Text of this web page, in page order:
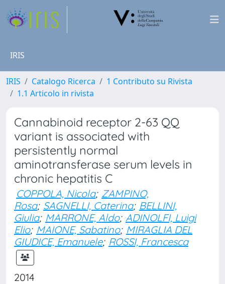
IRIS
IRIS Catalogo Ricerca
1 Contributo su Rivista
1.1 Articolo in rivista
Cannabinoid receptor 2-63 QQ
variant is associated with
persistently normal
aminotransferase serum levels in
chronic hepatitis C
COPPOLA, Nicola; ZAMPINO,
Rosa; SAGNELLI, Caterina; BELLINI,
Giulia; MARRONE, Aldo; ADINOLFI, Luigi
Elio; MAIONE, Sabatino; MIRAGLIA DEL
GIUDICE, Emanuele; ROSSI, Francesca
2014